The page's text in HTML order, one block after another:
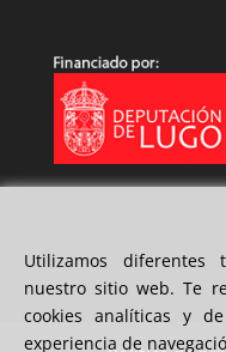
Utilizamos
nuestro sitio web. Te
cookies analíticas y
experiencia de